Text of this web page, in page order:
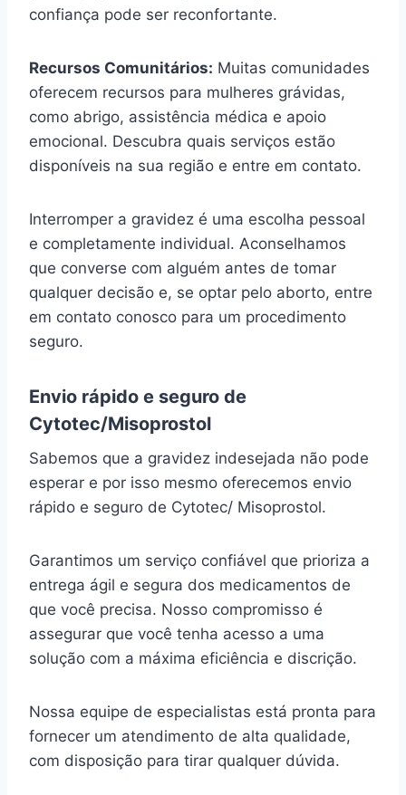
confiança pode ser reconfortante.
Recursos Comunitários: Muitas comunidades
oferecem recursos para mulheres grávidas,
como abrigo, assistência médica e apoio
emocional. Descubra quais serviços estão
disponíveis na sua região e entre em contato.
Interromper a gravidez é uma escolha pessoal
e completamente individual. Aconselhamos
que converse com alguém antes de tomar
qualquer decisão e, se optar pelo aborto, entre
em contato conosco para um procedimento
seguro.
Envio rápido e seguro de
Cytotec/Misoprostol
Sabemos que a gravidez indesejada não pode
esperar e por isso mesmo oferecemos envio
rápido e seguro de Cytotec/ Misoprostol.
Garantimos um serviço confiável que prioriza a
entrega ágil e segura dos medicamentos de
que você precisa. Nosso compromisso é
assegurar que você tenha acesso a uma
solução com a máxima eficiência e discrição.
Nossa equipe de especialistas está pronta para
fornecer um atendimento de alta qualidade,
com disposição para tirar qualquer dúvida.